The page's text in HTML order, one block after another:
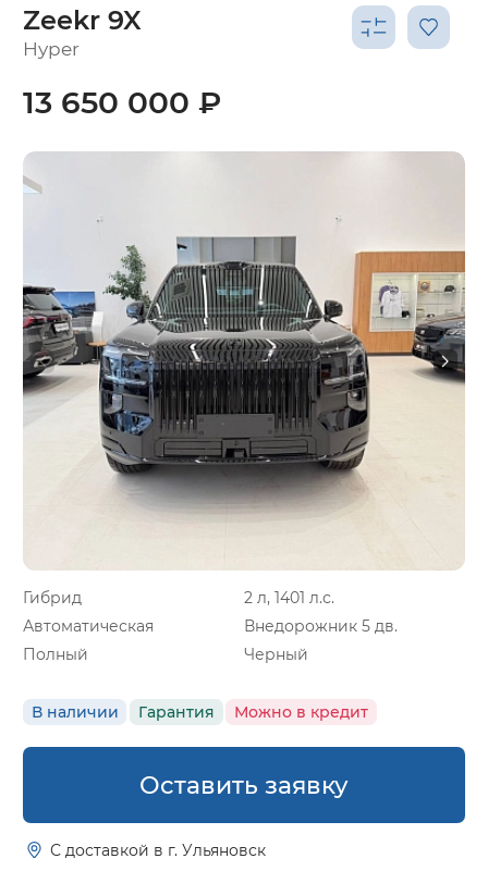
Zeekr 9X
Hyper
Гибрид
2 л, 1401 л.с.
Автоматическая
Внедорожник 5 дв.
Полный
Черный
В наличии Гарантия Можно в кредит
13 650 000 ₽
Оставить заявку
С доставкой в г. Ульяновск